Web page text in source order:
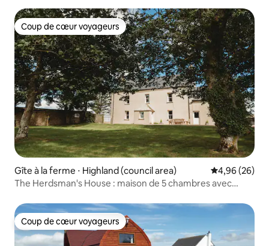
Coup de cœur voyageurs
Coup de cœur voyageurs
Gîte à la ferme ⋅ Highland (council area) Évaluation
4,96 (26)
The Herdsman's House : maison de 5 chambres avec
Coup de cœur voyageurs
Coup de cœur voyageurs